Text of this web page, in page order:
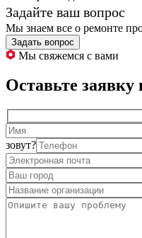
Задайте ваш вопрос
Мы знаем все о ремонте
Задать вопрос
Мы свяжемся с вами
Оставьте заявку
зовут?